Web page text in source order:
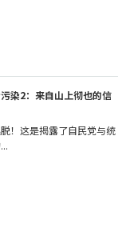
染2：来自山上彻也的信
！这是揭露了自民党与统